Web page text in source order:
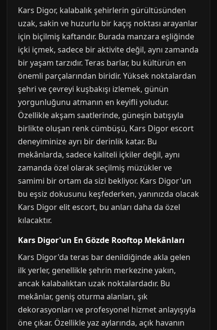
Kars Digor, kalabalık şehirlerin gürültüsünden
uzak, sakin ve huzurlu bir kaçış noktası arayanlar
için biçilmiş kaftandır. Burada manzara eşliğinde
içki içmek, sadece bir aktivite değil, aynı zamanda
bir yaşam tarzıdır. Teras barlar, bu kültürün en
önemli parçalarından biridir. Yüksek noktalardan
şehri ve çevreyi kuşbakışı izlemek, günün
yorgunluğunu atmanın en keyifli yoludur.
Özellikle akşam saatlerinde, güneşin batışıyla
birlikte oluşan renk cümbüşü, Kars Digor escort
deneyiminize ayrı bir derinlik katar. Bu
mekânlarda, sadece kaliteli içkiler değil, aynı
zamanda özel olarak seçilmiş müzükler ve
samimi bir ortam da sizi bekliyor. Kars Digor'un
bu eşsiz dokusunu keşfederken, yanınızda olacak
Kars Digor elit escort, bu anları daha da özel
kılacaktır.
Kars Digor'un En Gözde Rooftop Mekânları
Kars Digor'da teras bar denildiğinde akla gelen
ilk yerler, genellikle şehrin merkezine yakın,
ancak kalabalıktan uzak noktalardadır. Bu
mekânlar, geniş oturma alanları, şık
dekorasyonları ve profesyonel hizmet anlayışıyla
öne çıkar. Özellikle yaz aylarında, açık havanın